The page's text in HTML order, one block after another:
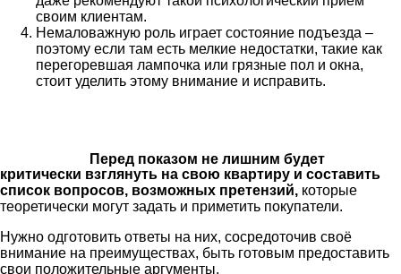
своим клиентам.
Немаловажную роль играет состояние подъезда –
поэтому если там есть мелкие недостатки, такие как
перегоревшая лампочка или грязные пол и окна,
стоит уделить этому внимание и исправить.
Перед показом не лишним будет
критически взглянуть на свою квартиру и составить
список вопросов, возможных претензий, которые
теоретически могут задать и приметить покупатели.
Нужно одготовить ответы на них, сосредоточив своё
внимание на преимуществах, быть готовым предоставить
свои положительные аргументы.